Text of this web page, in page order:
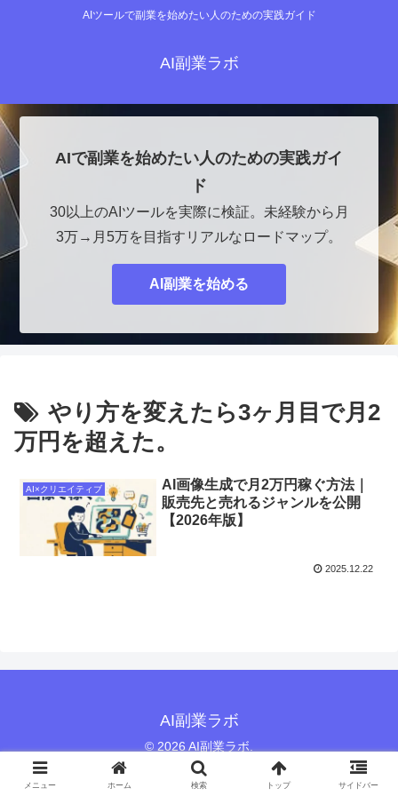
AIツールで副業を始めたい人のための実践ガイド
AI副業ラボ
AIで副業を始めたい人のための実践ガイ
ド
30以上のAIツールを実際に検証。未経験から月
3万→月5万を目指すリアルなロードマップ。
AI副業を始める
やり方を変えたら3ヶ月目で月2
万円を超えた。
AI×クリエイティブ
AI画像生成で月2万円稼ぐ方法｜
販売先と売れるジャンルを公開
【2026年版】
2025.12.22
AI副業ラボ
© 2026 AI副業ラボ.
メニュー ホーム 検索 トップ サイドバー